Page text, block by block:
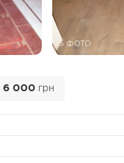
5 ФОТО
6 000 грн